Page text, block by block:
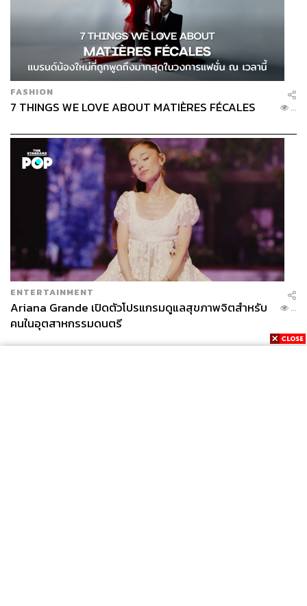
FASHION
7 THINGS WE LOVE ABOUT MATIÈRES FÉCALES ...
ENTERTAINMENT
Ariana Grande เปิดตัวโปรแกรมดูแลสุขภาพจิตสำหรับ
คนในอุตสาหกรรมดนตรี
...